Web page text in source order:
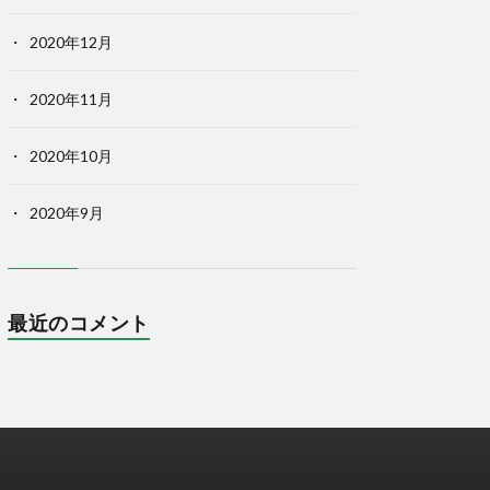
2020年12月
2020年11月
2020年10月
2020年9月
最近のコメント